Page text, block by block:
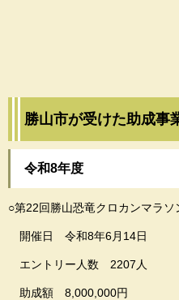
勝山市が受けた助成事
令和8年度
○第22回勝山恐竜クロカンマラソ
開催日 令和8年6月14日
エントリー人数 2207人
助成額 8,000,000円